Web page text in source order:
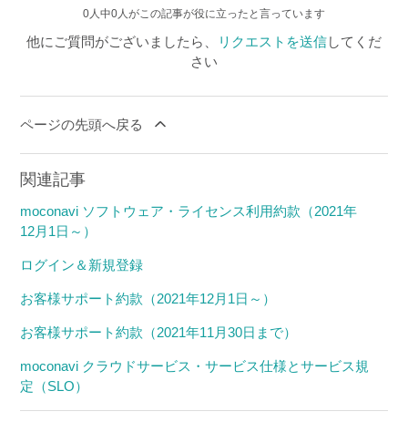
0人中0人がこの記事が役に立ったと言っています
他にご質問がございましたら、 リクエストを送信してくだ
さい
ページの先頭へ戻る
関連記事
moconavi ソフトウェア・ライセンス利用約款（2021年
12月1日～）
ログイン＆新規登録
お客様サポート約款（2021年12月1日～）
お客様サポート約款（2021年11月30日まで）
moconavi クラウドサービス・サービス仕様とサービス規
定（SLO）